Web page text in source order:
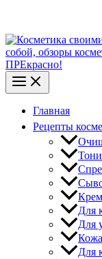
ПРЕкрасно!
Главная
Рецепты
Для
Для
Для